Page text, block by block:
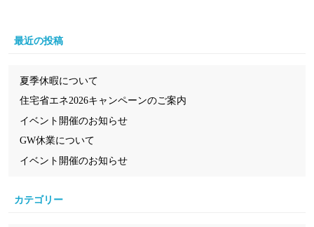
最近の投稿
夏季休暇について
住宅省エネ2026キャンペーンのご案内
イベント開催のお知らせ
GW休業について
イベント開催のお知らせ
カテゴリー